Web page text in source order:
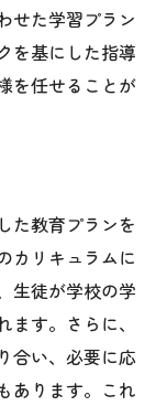
せた学習プラン
を基にした指導
を任せることが
た教育プランを
カリキュラムに
生徒が学校の学
す。さらに、
合い、必要に応
あります。これ